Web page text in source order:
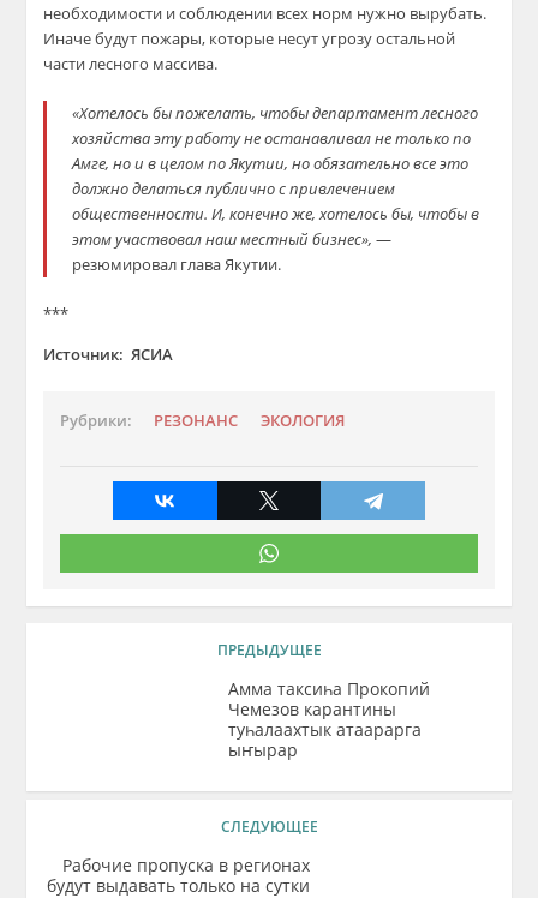
необходимости и соблюдении всех норм нужно вырубать.
Иначе будут пожары, которые несут угрозу остальной
части лесного массива.
«Хотелось бы пожелать, чтобы департамент лесного
хозяйства эту работу не останавливал не только по
Амге, но и в целом по Якутии, но обязательно все это
должно делаться публично с привлечением
общественности. И, конечно же, хотелось бы, чтобы в
этом участвовал наш местный бизнес», —
резюмировал глава Якутии.
***
Источник: ЯСИА
Рубрики: РЕЗОНАНС ЭКОЛОГИЯ
ПРЕДЫДУЩЕЕ
Амма таксиһа Прокопий
Чемезов карантины
туһалаахтык атаарарга
ыҥырар
СЛЕДУЮЩЕЕ
Рабочие пропуска в регионах
будут выдавать только на сутки